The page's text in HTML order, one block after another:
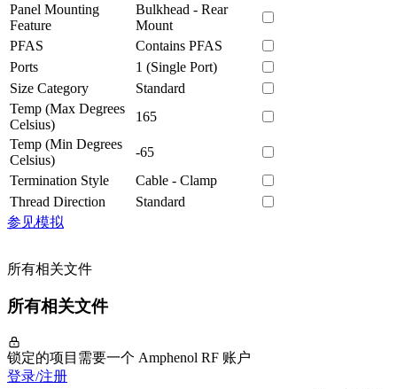
Panel Mounting
Feature
Bulkhead - Rear
Mount
PFAS
Contains PFAS
Ports
1 (Single Port)
Size Category
Standard
Temp (Max Degrees
Celsius)
165
Temp (Min Degrees
Celsius)
-65
Termination Style
Cable - Clamp
Thread Direction
Standard
参见模拟
所有相关文件
所有相关文件
锁定的项目需要一个 Amphenol RF 账户
登录/注册